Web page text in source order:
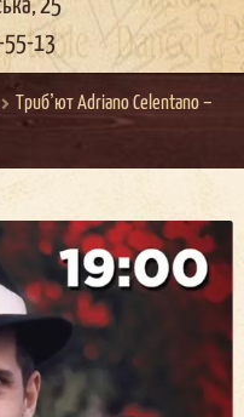
25
55-13
Трибʼют Adriano Celentano –